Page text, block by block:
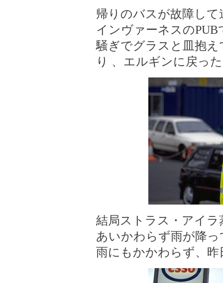
帰りのバスが故障し
インヴァーネスの
騒ぎでグラスと皿抱
り 、エルギンに戻っ
結局ストラス・アイ
あいかわらず雨が降っ
雨にもかかわらず、